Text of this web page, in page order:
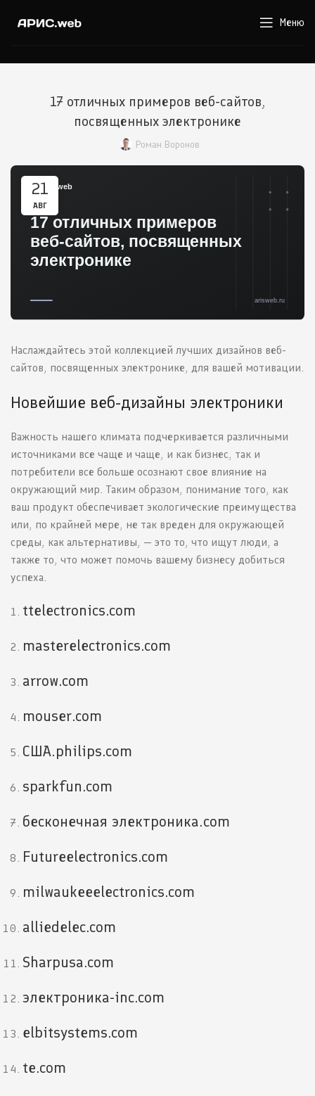
Меню
17 отличных примеров веб-сайтов,
посвященных электронике
Роман Воронов
21
АВГ
Наслаждайтесь этой коллекцией лучших дизайнов веб-
сайтов, посвященных электронике, для вашей мотивации.
Новейшие веб-дизайны электроники
Важность нашего климата подчеркивается различными
источниками все чаще и чаще, и как бизнес, так и
потребители все больше осознают свое влияние на
окружающий мир. Таким образом, понимание того, как
ваш продукт обеспечивает экологические преимущества
или, по крайней мере, не так вреден для окружающей
среды, как альтернативы, — это то, что ищут люди, а
также то, что может помочь вашему бизнесу добиться
успеха.
ttelectronics.com
masterelectronics.com
arrow.com
mouser.com
США.philips.com
sparkfun.com
бесконечная электроника.com
Futureelectronics.com
milwaukeeelectronics.com
alliedelec.com
Sharpusa.com
электроника-inc.com
elbitsystems.com
te.com